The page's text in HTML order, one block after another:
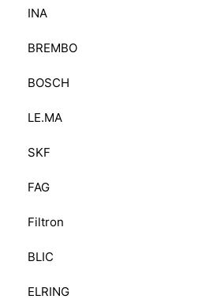
INA
BREMBO
BOSCH
LE.MA
SKF
FAG
Filtron
BLIC
ELRING